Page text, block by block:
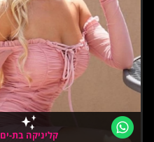
קליניקה בת-ים